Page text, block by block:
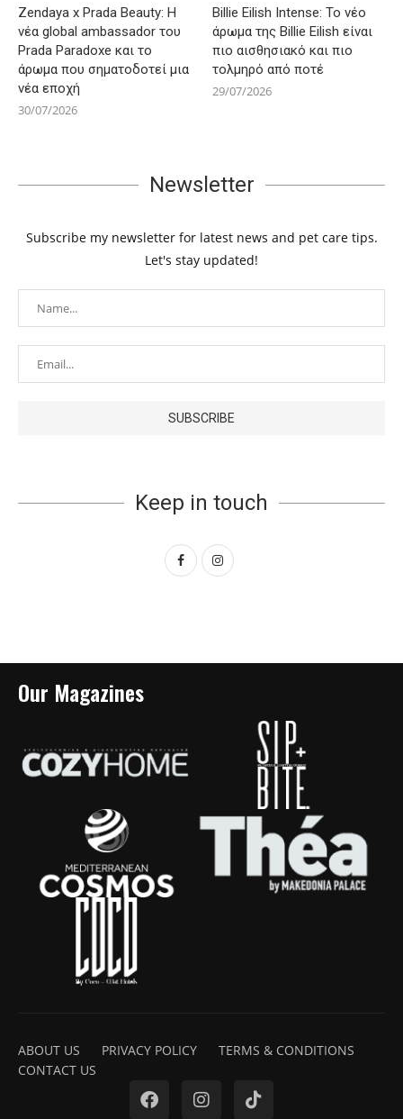
Zendaya x Prada Beauty: Η
νέα global ambassador του
Prada Paradoxe και το
άρωμα που σηματοδοτεί μια
νέα εποχή
30/07/2026
Billie Eilish Intense: Το νέο
άρωμα της Billie Eilish είναι
πιο αισθησιακό και πιο
τολμηρό από ποτέ
29/07/2026
Newsletter
Subscribe my newsletter for latest news and pet care tips.
Let's stay updated!
Keep in touch
Our Magazines
ABOUT US PRIVACY POLICY
TERMS & CONDITIONS
CONTACT US